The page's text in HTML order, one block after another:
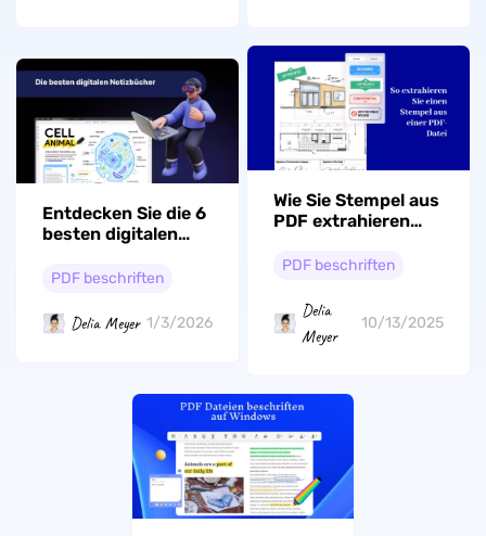
Entdecken Sie die 6
besten digitalen
2026!
PDF beschriften
Delia Meyer 1/3/2026
Wie Sie Stempel aus
PDF extrahieren
verwenden
PDF beschriften
Delia
Meyer
10/13/2025